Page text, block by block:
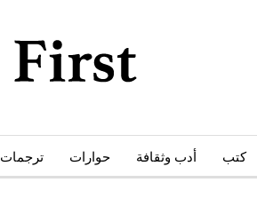
كتب أدب وثقافة حوارات ترجمات